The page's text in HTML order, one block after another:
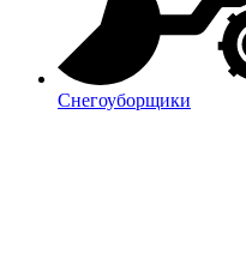
Снегоуборщики